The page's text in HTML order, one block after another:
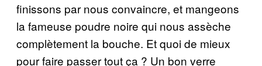
finissons par nous convaincre, et mangeons
la fameuse poudre noire qui nous assèche
complètement la bouche. Et quoi de mieux
pour faire passer tout ça ? Un bon verre